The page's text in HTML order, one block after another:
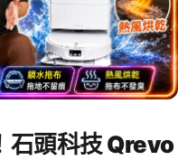
石頭科技 Qrevo